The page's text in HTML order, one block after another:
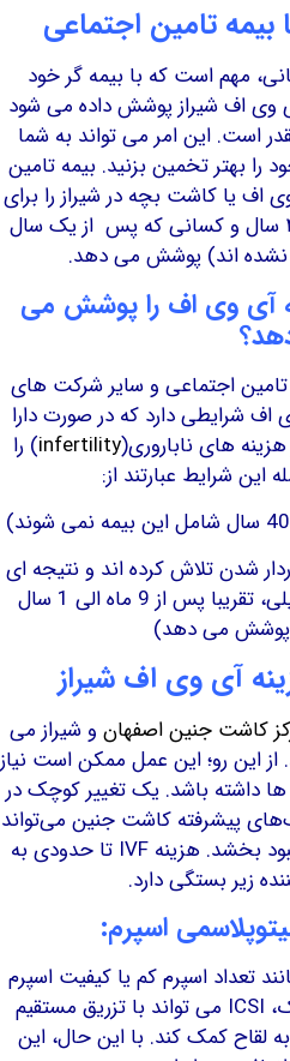
تامین اجتماعی
است که با بیمه گر خود
شیراز پوشش داده می شود
امر می تواند به شما
تخمین بزنید. بیمه تامین
یا کاشت بچه در شیراز را برای
( سن زیر ۴۵ سال و کسانی که پس از یک سال
اند) پوشش می دهد.
وی اف را پوشش می
اجتماعی و سایر شرکت های
دارد که در صورت دارا
ناباروری(infertility) را
عبارتند از:
تلاش کرده اند و نتیجه ای
بدست نیاورده اند( بیمه تکمیلی، تقریبا پس از 9 ماه الی 1 سال
می دهد)
وی اف شیراز
جنین اصفهانو شیراز می
رو؛ این عمل ممکن است نیاز
باشد. یک تغییر کوچک در
کاشت جنین می‌تواند
احتمال والدین شدن افرد را بهبود بخشد. هزینه IVF تا حدودی به
بستگی دارد.
اسپرم:
اسپرم کم یا کیفیت اسپرم
ضعیف یا اسپرم های کم تحرک، ICSI می تواند با تزریق مستقیم
کند. با این حال، این